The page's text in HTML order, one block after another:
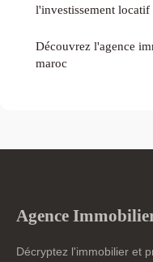
l'investissement locatif
Découvrez l'agence
maroc
Agence
Décryptez l'immobilier et